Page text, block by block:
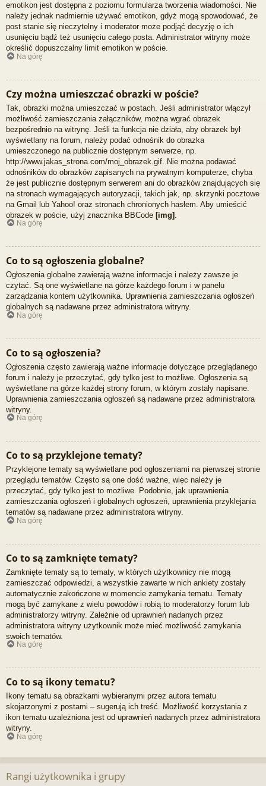
emotikon jest dostępna z poziomu formularza tworzenia wiadomości. Nie
należy jednak nadmiernie używać emotikon, gdyż mogą spowodować, że
post stanie się nieczytelny i moderator może podjąć decyzję o ich
usunięciu bądź też usunięciu całego posta. Administrator witryny może
określić dopuszczalny limit emotikon w poście.
Na górę
Czy można umieszczać obrazki w poście?
Tak, obrazki można umieszczać w postach. Jeśli administrator włączył
możliwość zamieszczania załączników, można wgrać obrazek
bezpośrednio na witrynę. Jeśli ta funkcja nie działa, aby obrazek był
wyświetlany na forum, należy podać odnośnik do obrazka
umieszczonego na publicznie dostępnym serwerze, np.
http://www.jakas_strona.com/moj_obrazek.gif. Nie można podawać
odnośników do obrazków zapisanych na prywatnym komputerze, chyba
że jest publicznie dostępnym serwerem ani do obrazków znajdujących się
na stronach wymagających autoryzacji, takich jak, np. skrzynki pocztowe
na Gmail lub Yahoo! oraz stronach chronionych hasłem. Aby umieścić
obrazek w poście, użyj znacznika BBCode [img]
Na górę
Co to są ogłoszenia globalne?
Ogłoszenia globalne zawierają ważne informacje i należy zawsze je
czytać. Są one wyświetlane na górze każdego forum i w panelu
zarządzania kontem użytkownika. Uprawnienia zamieszczania ogłoszeń
globalnych są nadawane przez administratora witryny.
Na górę
Co to są ogłoszenia?
Ogłoszenia często zawierają ważne informacje dotyczące przeglądanego
forum i należy je przeczytać, gdy tylko jest to możliwe. Ogłoszenia są
wyświetlane na górze każdej strony forum, w którym zostały napisane.
Uprawnienia zamieszczania ogłoszeń są nadawane przez administratora
witryny.
Na górę
Co to są przyklejone tematy?
Przyklejone tematy są wyświetlane pod ogłoszeniami na pierwszej stronie
przeglądu tematów. Często są one dość ważne, więc należy je
przeczytać, gdy tylko jest to możliwe. Podobnie, jak uprawnienia
zamieszczania ogłoszeń i globalnych ogłoszeń, uprawnienia przyklejania
tematów są nadawane przez administratora witryny.
Na górę
Co to są zamknięte tematy?
Zamknięte tematy są to tematy, w których użytkownicy nie mogą
zamieszczać odpowiedzi, a wszystkie zawarte w nich ankiety zostały
automatycznie zakończone w momencie zamykania tematu. Tematy
mogą być zamykane z wielu powodów i robią to moderatorzy forum lub
administratorzy witryny. Zależnie od uprawnień nadanych przez
administratora witryny użytkownik może mieć możliwość zamykania
swoich tematów.
Na górę
Co to są ikony tematu?
Ikony tematu są obrazkami wybieranymi przez autora tematu
skojarzonymi z postami – sugerują ich treść. Możliwość korzystania z
ikon tematu uzależniona jest od uprawnień nadanych przez administratora
witryny.
Na górę
Rangi użytkownika i grupy